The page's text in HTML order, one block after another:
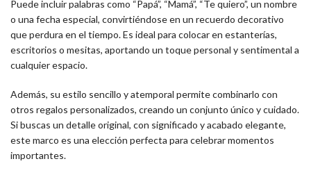
Puede incluir palabras como “Papá”, “Mamá”, “Te quiero”, un nombre
o una fecha especial, convirtiéndose en un recuerdo decorativo
que perdura en el tiempo. Es ideal para colocar en estanterías,
escritorios o mesitas, aportando un toque personal y sentimental a
cualquier espacio.
Además, su estilo sencillo y atemporal permite combinarlo con
otros regalos personalizados, creando un conjunto único y cuidado.
Si buscas un detalle original, con significado y acabado elegante,
este marco es una elección perfecta para celebrar momentos
importantes.